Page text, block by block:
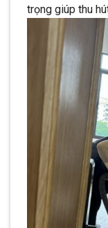
trọng giúp thu